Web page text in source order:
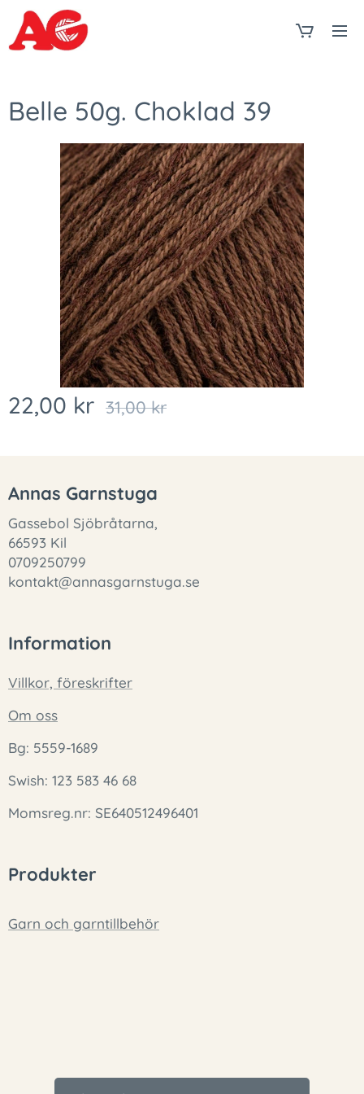
Belle 50g. Choklad 39
22,00 kr 31,00kr
Annas Garnstuga
Gassebol Sjöbråtarna,
66593 Kil
0709250799
kontakt@annasgarnstuga.se
Information
Villkor, föreskrifter
Om oss
Bg: 5559-1689
Swish: 123 583 46 68
Momsreg.nr: SE640512496401
Produkter
Garn och garntillbehör